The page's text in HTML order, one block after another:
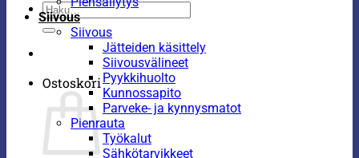
Etsi:
Ostoskori
Siivous
Siivous
Jätteiden käsittely
Siivousvälineet
Pyykkihuolto
Kunnossapito
Parveke- ja kynnysmatot
Pienrauta
Työkalut
Sähkötarvikkeet